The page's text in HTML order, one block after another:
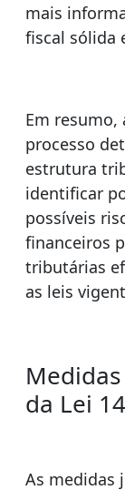
mais
fiscal sólida
Em
processo
estrutura
identificar
possíveis
financeiros
tributárias
as leis
da Lei
As medidas